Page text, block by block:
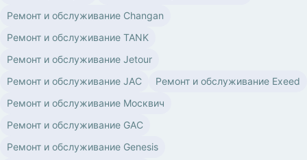
Ремонт и обслуживание Changan
Ремонт и обслуживание TANK
Ремонт и обслуживание Jetour
Ремонт и обслуживание JAC
Ремонт и обслуживание Exeed
Ремонт и обслуживание Москвич
Ремонт и обслуживание GAC
Ремонт и обслуживание Genesis